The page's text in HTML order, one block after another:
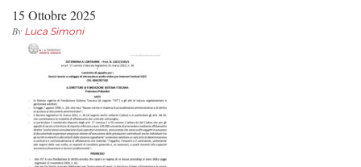
15 Ottobre 2025
By Luca Simoni